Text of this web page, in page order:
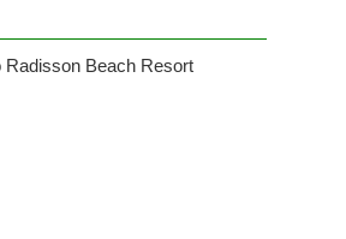
Radisson Beach Resort